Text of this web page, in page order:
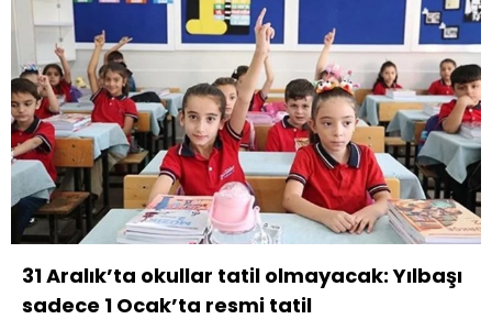
31 Aralık’ta okullar tatil olmayacak: Yılbaşı
sadece 1 Ocak’ta resmi tatil